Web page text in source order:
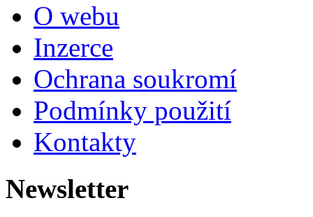
O webu
Inzerce
Ochrana soukromí
Podmínky použití
Kontakty
Newsletter